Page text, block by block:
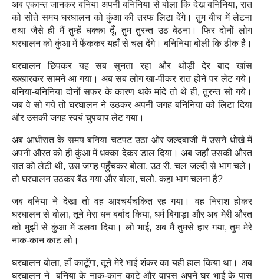
अब एकान्त जानकरबनिया अपनी बनिनिया से बोला कि देख बनिनिया, रात
को सोते समय घरघालन को कुंआ की तरफ लिटा देंगे। तुम बीच में लेटना
तथा जैसे ही मैं तुम्हें धक्का दूँ, तुम तुरन्त उठ बेठना। फिर दोनों लोग
घरघालन को कुंआ में फेंककर यहाँ से चल देंगे। बनिनिया बोली कि ठीक है।
घरघालन छिपकर यह सब सुनता रहा और थोड़ी देर बाद खांस
खखारकरसामने आ गया। अब सब लोग खा-पीकर रात होने पर लेट गये।
बनिया-बनिनिया दोनों सफर के कारण थके मांदे तो थे ही, तुरन्त सो गये।
जब वे सो गये तो घरघालन ने उठकर अपनी जगह बनिनिया को लिटा दिया
और उसकी जगह स्वयं चुपचाप लेट गया।
अब आधीरात के समय बनिया चटपट उठा ओर जल्दबाजी में उसने धोखे में
अपनी औरत को ही कुंआ में धक्का देकर डाल दिया। अब जहाँ उसकी औरत
रात को लेटी थी, उस जगह पहुँचकर बोला, उठ री, चल जल्दी से भाग चले।
तो घरघालन उठकर बैठ गया और बोला, चलो, कहा भाग चलना है?
जब बनिया ने देखा तो वह आश्चर्यचकित रह गया। वह निराश होकर
घरघालन से बोला, तूने मेरा धन बर्बाद किया, धर्म बिगाड़ा और अब मेरी औरत
को मुझी से कुंआ में डलवा दिया। लो भाई, अब मैं तुमसे हार गया, तुम मेरे
नाक-कान काटलो।
घरघालन बोला, हाँ काटूँगा, तूने मेरे भाई शंकर का यही हाल किया था। अब
घरघालन ने बनिया के नाक-कान काटे और वापस अपने घर भाई के पास